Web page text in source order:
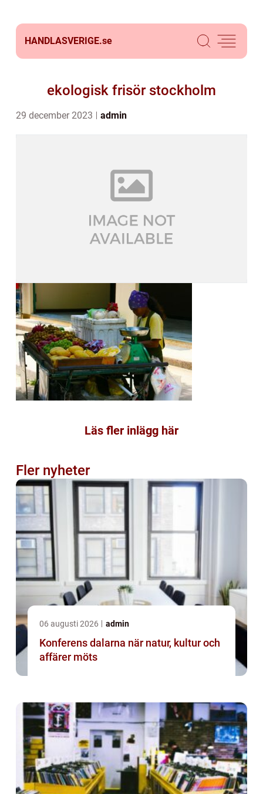
HANDLASVERIGE.se
ekologisk frisör stockholm
29 december 2023 admin
Läs fler inlägg här
Fler nyheter
06 augusti 2026 admin
Konferens dalarna när natur, kultur och
affärer möts